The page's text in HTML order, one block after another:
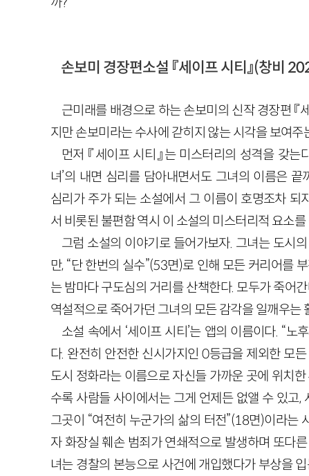
손보미 경장편소설 『세이프 시티』(창비
근미래를 배경으로 하는 손보미의 신작 경장편 『
지만 손보미라는 수사에 갇히지 않는 시각을 보여
먼저 『세이프 시티』는 미스터리의 성격을 갖
녀’의 내면 심리를 담아내면서도 그녀의 이름은
심리가 주가 되는 소설에서 그 이름이 호명조차 되
서 비롯된 불편함 역시 이 소설의 미스터리적 요소
그럼 소설의 이야기로 들어가보자. 그녀는 도시
만, “단 한번의 실수”(53면)로 인해 모든 커리어를
는 밤마다 구도심의 거리를 산책한다. 모두가 죽어
역설적으로 죽어가던 그녀의 모든 감각을 일깨우는
소설 속에서 ‘세이프 시티’는 앱의 이름이다. “
다. 완전히 안전한 신시가지인 0등급을 제외한 모
도시 정화라는 이름으로 자신들 가까운 곳에 위치
수록 사람들 사이에서는 그게 언제든 없앨 수 있고
그곳이 “여전히 누군가의 삶의 터전”(18면)이라는
자 화장실 훼손 범죄가 연쇄적으로 발생하며 또다
녀는 경찰의 본능으로 사건에 개입했다가 부상을